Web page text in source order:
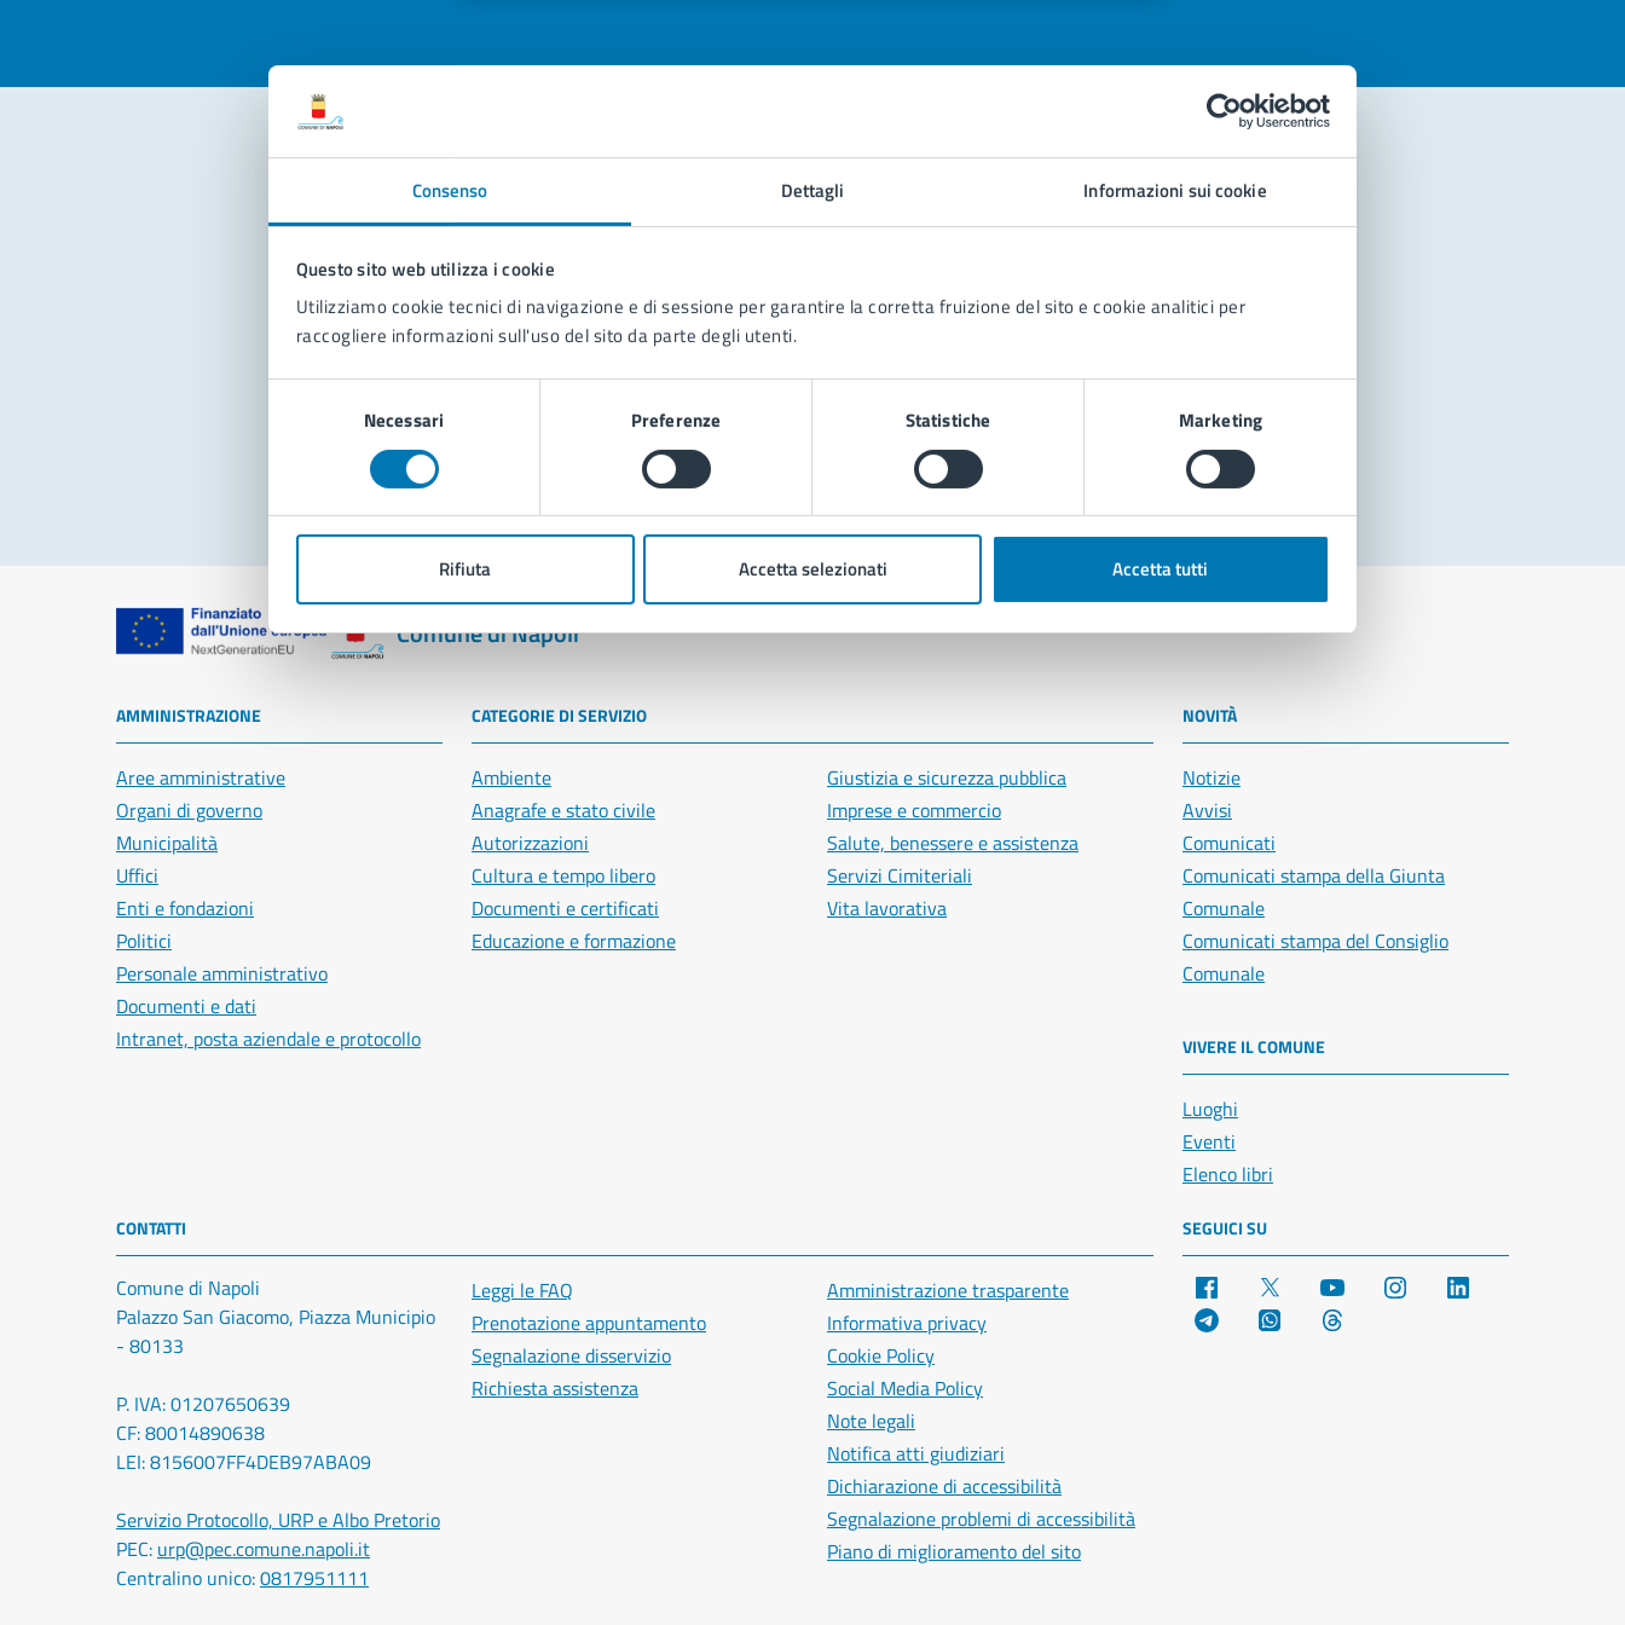
Consenso Dettagli Informazioni sui cookie
Questo sito web utilizza i cookie
Utilizziamo cookie tecnici di navigazione e di sessione per garantire la corretta fruizione del sito e cookie analitici per
raccogliere informazioni sull'uso del sito da parte degli utenti.
Necessari Preferenze Statistiche Marketing
Rifiuta Accetta selezionati Accetta tutti
Richiedi assistenza
Prenota appuntamento
Problemi in città
Segnala disservizio
Comune di Napoli
AMMINISTRAZIONE
Aree amministrative
Organi di governo
Municipalità
Uffici
Enti e fondazioni
Politici
Personale amministrativo
Documenti e dati
Intranet, posta aziendale e protocollo
CATEGORIE DI SERVIZIO
Ambiente
Anagrafe e stato civile
Autorizzazioni
Cultura e tempo libero
Documenti e certificati
Educazione e formazione
Giustizia e sicurezza pubblica
Imprese e commercio
Salute, benessere e assistenza
Servizi Cimiteriali
Vita lavorativa
NOVITÀ
Notizie
Avvisi
Comunicati
Comunicati stampa della Giunta
Comunale
Comunicati stampa del Consiglio
Comunale
VIVERE IL COMUNE
Luoghi
Eventi
Elenco libri
CONTATTI
Comune di Napoli
Palazzo San Giacomo, Piazza Municipio
- 80133
P. IVA: 01207650639
CF: 80014890638
LEI: 8156007FF4DEB97ABA09
Servizio Protocollo, URP e Albo Pretorio
PEC: urp@pec.comune.napoli.it
Centralino unico:0817951111
Leggi le FAQ
Prenotazione appuntamento
Segnalazione disservizio
Richiesta assistenza
Amministrazione trasparente
Informativa privacy
Cookie Policy
Social Media Policy
Note legali
Notifica atti giudiziari
Dichiarazione di accessibilità
Segnalazione problemi di accessibilità
Piano di miglioramento del sito
SEGUICI SU
Facebook YouTube Instagram
Telegram WhatsApp